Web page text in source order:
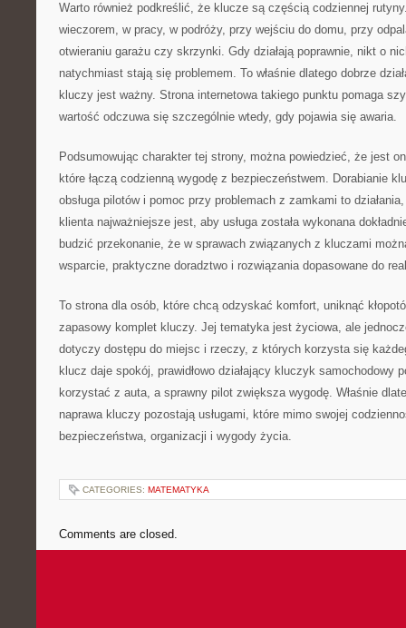
Warto również podkreślić, że klucze są częścią codziennej
wieczorem, w pracy, w podróży, przy wejściu do domu, przy
otwieraniu garażu czy skrzynki. Gdy działają poprawnie, nikt o
natychmiast stają się problemem. To właśnie dlatego dobrze
kluczy jest ważny. Strona internetowa takiego punktu pomaga
wartość odczuwa się szczególnie wtedy, gdy pojawia się awaria.
Podsumowując charakter tej strony, można powiedzieć, że jest
które łączą codzienną wygodę z bezpieczeństwem. Dorabianie
obsługa pilotów i pomoc przy problemach z zamkami to
klienta najważniejsze jest, aby usługa została wykonana
budzić przekonanie, że w sprawach związanych z kluczami
wsparcie, praktyczne doradztwo i rozwiązania dopasowane do
To strona dla osób, które chcą odzyskać komfort, uniknąć
zapasowy komplet kluczy. Jej tematyka jest życiowa, ale
dotyczy dostępu do miejsc i rzeczy, z których korzysta się
klucz daje spokój, prawidłowo działający kluczyk samochodowy
korzystać z auta, a sprawny pilot zwiększa wygodę. Właśnie
naprawa kluczy pozostają usługami, które mimo swojej
bezpieczeństwa, organizacji i wygody życia.
CATEGORIES: MATEMATYKA
Comments are closed.